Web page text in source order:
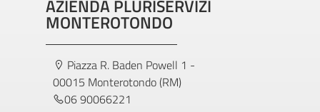
AZIENDA PLURISERVIZI
MONTEROTONDO
Piazza R. Baden Powell 1 -
00015 Monterotondo (RM)
06 90066221